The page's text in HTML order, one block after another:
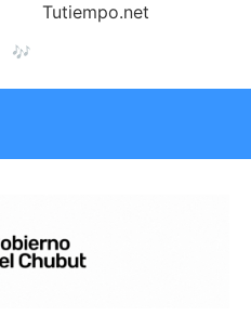
📰
Tutiempo.net